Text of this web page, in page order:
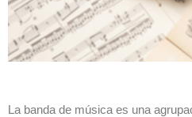
La banda de música es una